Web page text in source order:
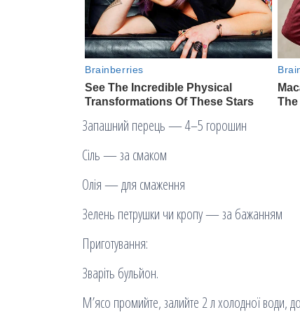
Запашний перець — 4–5 горошин
Сіль — за смаком
Олія — для смаження
Зелень петрушки чи кропу — за бажанням
Приготування:
Зваріть бульйон.
М’ясо промийте, залийте 2 л холодної води,